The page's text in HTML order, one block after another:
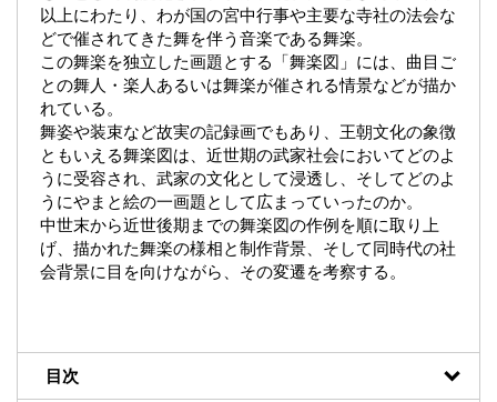
以上にわたり、わが国の宮中行事や主要な寺社の法会な
どで催されてきた舞を伴う音楽である舞楽。
この舞楽を独立した画題とする「舞楽図」には、曲目ご
との舞人・楽人あるいは舞楽が催される情景などが描か
れている。
舞姿や装束など故実の記録画でもあり、王朝文化の象徴
ともいえる舞楽図は、近世期の武家社会においてどのよ
うに受容され、武家の文化として浸透し、そしてどのよ
うにやまと絵の一画題として広まっていったのか。
中世末から近世後期までの舞楽図の作例を順に取り上
げ、描かれた舞楽の様相と制作背景、そして同時代の社
会背景に目を向けながら、その変遷を考察する。
目次